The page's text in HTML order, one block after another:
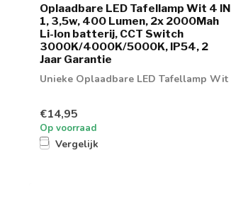
Oplaadbare LED Tafellamp Wit 4 IN
1, 3,5w, 400 Lumen, 2x 2000Mah
Li-Ion batterij, CCT Switch
3000K/4000K/5000K, IP54, 2
Jaar Garantie
Unieke Oplaadbare LED Tafellamp Wit
€14,95
Op voorraad
Vergelijk